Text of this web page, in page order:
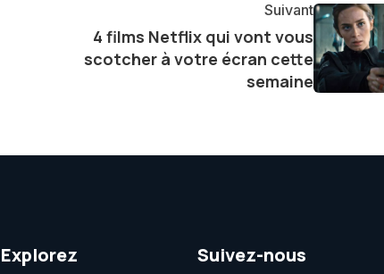
Suivant
4 films Netflix qui vont vous
scotcher à votre écran cette
semaine
Explorez Suivez-nous